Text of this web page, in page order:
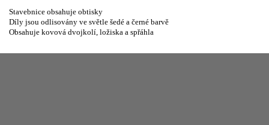
Stavebnice obsahuje obtisky
Díly jsou odlisovány ve světle šedé a černé barvě
Obsahuje kovová dvojkolí, ložiska a spřáhla